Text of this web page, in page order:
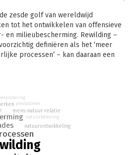
zesde golf van wereldwijd
tot het ontwikkelen van offensieve
en milieubescherming. Rewilding –
definiëren als het ‘meer
processen’ – kan daaraan een
verschillende schrijvers aan bod
ecologische, bestuurlijke en
van rewilding.
plaats in grote gebieden, waarbij een
Ook de herintroductie van
soorten, zoals grote grazers of
natuurontwikkeling
mens-natuur relatie
natuurbeleving
predatoren